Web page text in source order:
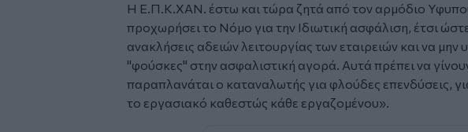
Η Ε.Π.Κ.ΧΑΝ. έστω και τώρα ζητά από τον αρμόδιο
προχωρήσει το Νόμο για την Ιδιωτική ασφάλιση, έτσι
ανακλήσεις αδειών λειτουργίας των εταιρειών και να μην
"φούσκες" στην ασφαλιστική αγορά. Αυτά πρέπει να
παραπλανάται ο καταναλωτής για φλούδες επενδύσεις,
το εργασιακό καθεστώς κάθε εργαζομένου».